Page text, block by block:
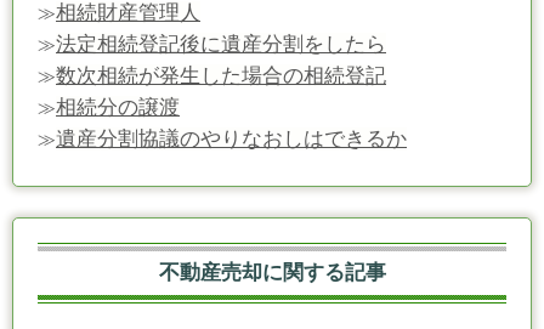
≫相続財産管理人
≫法定相続登記後に遺産分割をしたら
≫数次相続が発生した場合の相続登記
≫相続分の譲渡
≫遺産分割協議のやりなおしはできるか
不動産売却に関する記事